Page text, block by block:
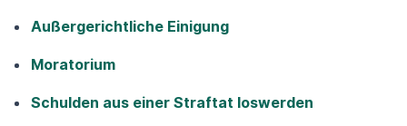
Außergerichtliche Einigung
Moratorium
Schulden aus einer Straftat loswerden